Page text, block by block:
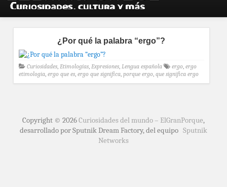
¿Por qué la palabra “ergo”?
Curiosidades, Etimologías, Expresiones, Lengua española ergo, ergo
etimologia, ergo que es, ergo que significa, porque ergo, que significa ergo
Copyright © 2026Curiosidades del mundo – ElGranPorque,
desarrollado por Sputnik Dream Factory, del equipo Sputnik
Networks